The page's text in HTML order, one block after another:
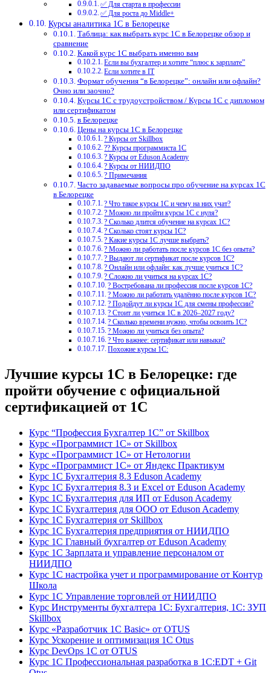
✅ Для старта в профессии
✅ Для роста до Middle+
Курсы аналитика 1С в Белорецке
Таблица: как выбрать курс 1С в Белорецке обзор и
сравнение
Какой курс 1С выбрать именно вам
Если вы бухгалтер и хотите “плюс к зарплате”
Если хотите в IT
Формат обучения “в Белорецке”: онлайн или офлайн?
Очно или заочно?
Курсы 1С с трудоустройством / Курсы 1С с дипломом
или сертификатом
в Белорецке
Цены на курсы 1С в Белорецке
? Курсы от Skillbox
?‍? Курсы программиста 1С
? Курсы от Eduson Academy
? Курсы от НИИДПО
? Примечания
Часто задаваемые вопросы про обучение на курсах 1С
в Белорецке
? Что такое курсы 1С и чему на них учат?
? Можно ли пройти курсы 1С с нуля?
? Сколько длится обучение на курсах 1С?
? Сколько стоят курсы 1С?
? Какие курсы 1С лучше выбрать?
? Можно ли работать после курсов 1С без опыта?
? Выдают ли сертификат после курсов 1С?
? Онлайн или офлайн: как лучше учиться 1С?
? Сложно ли учиться на курсах 1С?
? Востребована ли профессия после курсов 1С?
? Можно ли работать удалённо после курсов 1С?
? Подойдут ли курсы 1С для смены профессии?
? Стоит ли учиться 1С в 2026–2027 году?
? Сколько времени нужно, чтобы освоить 1С?
? Можно ли учиться без опыта?
? Что важнее: сертификат или навыки?
Похожие курсы 1С:
Лучшие курсы 1С в Белорецке: где
пройти обучение с официальной
сертификацией от 1С
Курс “Профессия Бухгалтер 1С” от Skillbox
Курс «Программист 1С» от Skillbox
Курс «Программист 1С» от Нетологии
Курс «Программист 1С» от Яндекс Практикум
Курс 1С Бухгалтерия 8.3 Eduson Academy
Курс 1С Бухгалтерия 8.3 и Excel от Eduson Academy
Курс 1С Бухгалтерия для ИП от Eduson Academy
Курс 1С Бухгалтерия для ООО от Eduson Academy
Курс 1С Бухгалтерия от Skillbox
Курс 1С Бухгалтерия предприятия от НИИДПО
Курс 1С Главный бухгалтер от Eduson Academy
Курс 1С Зарплата и управление персоналом от
НИИДПО
Курс 1С настройка учет и программирование от Контур
Школа
Курс 1С Управление торговлей от НИИДПО
Курс Инструменты бухгалтера 1С: Бухгалтерия, 1С: ЗУП
Skillbox
Курс «Разработчик 1С Basic» от OTUS
Курс Ускорение и оптимизация 1С Otus
Курс DevOps 1С от OTUS
Курс 1С Профессиональная разработка в 1С:EDT + Git